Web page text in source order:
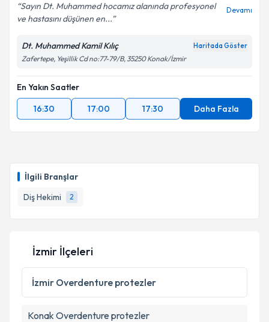
İlgili Branşlar
Diş Hekimi
2
Sayın Dt. Muhammed hocamız alanında profesyonel
ve hastasını düşünen en...
Devamı
Dt. Muhammed Kamil Kılıç Haritada Göster
Zafertepe, Yeşillik Cd no:77-79/B, 35250 Konak/İzmir
En Yakın Saatler
16:30
17:00 17:30 Daha Fazla
İzmir İlçeleri
İzmir Overdenture protezler
Konak Overdenture protezler